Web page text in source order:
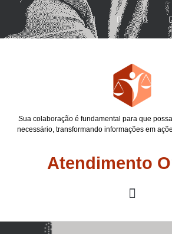
Sua colaboração é fundamental para que
necessário, transformando informações em
Atendimento